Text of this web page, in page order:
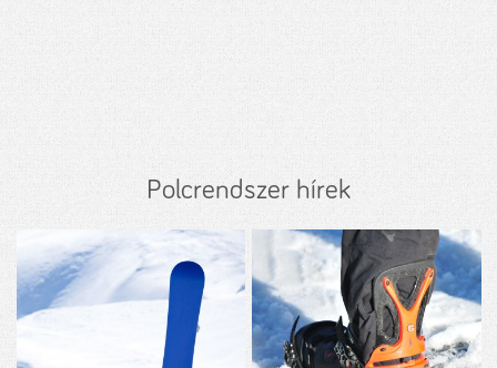
Polcrendszer hírek